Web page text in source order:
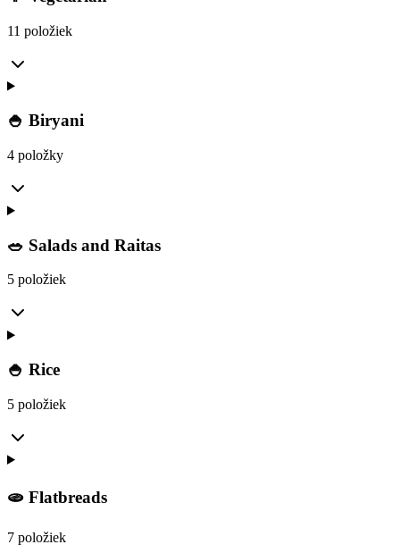
11 položiek
🍚 Biryani
4 položky
🥗 Salads and Raitas
5 položiek
🍚 Rice
5 položiek
🫓 Flatbreads
7 položiek